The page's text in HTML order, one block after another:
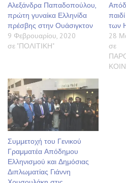
Αλεξάνδρα Παπαδοπούλου,
πρώτη γυναίκα Ελληνίδα
πρέσβης στην Ουάσιγκτον
9 Φεβρουαρίου, 2020
σε "ΠΟΛΙΤΙΚΗ"
των
28
σε
Συμμετοχή του Γενικού
Γραμματέα Απόδημου
Ελληνισμού και Δημόσιας
Διπλωματίας Γιάννη